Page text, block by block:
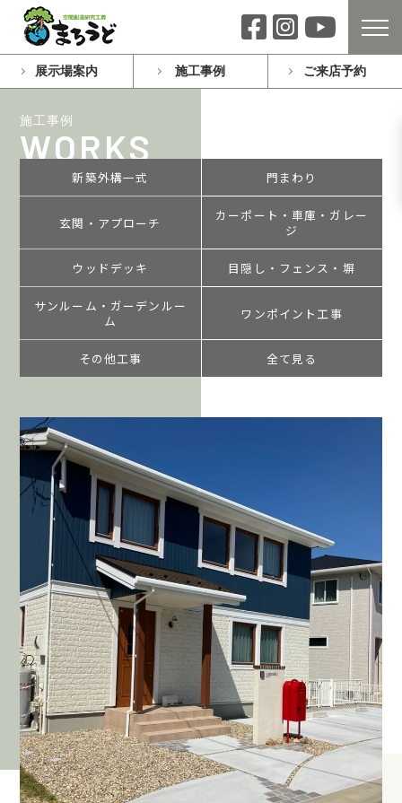
展示場案内 施工事例 ご来店予約
施工事例
WORKS
新築外構一式 門まわり
玄関・アプローチ
カーポート・車庫・ガレー
ジ
ウッドデッキ 目隠し・フェンス・塀
サンルーム・ガーデンルー
ム
ワンポイント工事
その他工事 全て見る